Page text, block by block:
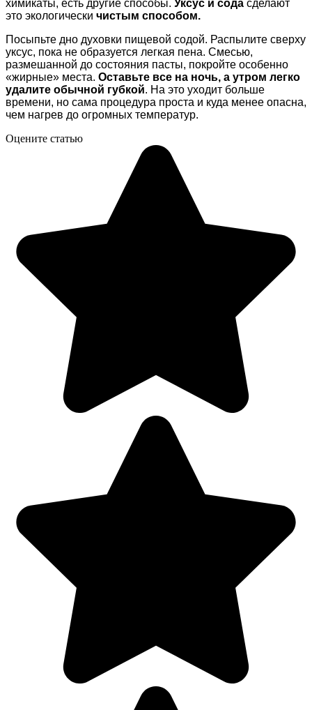
химикаты, есть другие способы. Уксус и сода сделают
это экологически чистым способом.
Посыпьте дно духовки пищевой содой. Распылите сверху
уксус, пока не образуется легкая пена. Смесью,
размешанной до состояния пасты, покройте особенно
«жирные» места. Оставьте все на ночь, а утром легко
удалите обычной губкой. На это уходит больше
времени, но сама процедура проста и куда менее опасна,
чем нагрев до огромных температур.
Оцените статью